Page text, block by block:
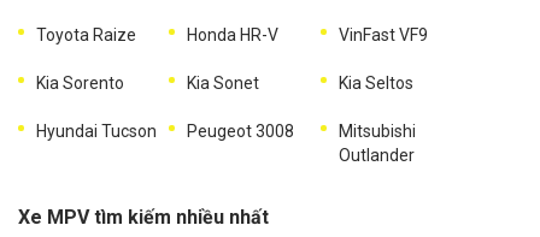
Toyota Raize Honda HR-V VinFast VF9
Kia Sorento Kia Sonet Kia Seltos
Hyundai Tucson Peugeot 3008
Mitsubishi
Outlander
Xe MPV tìm kiếm nhiều nhất